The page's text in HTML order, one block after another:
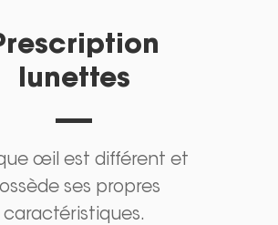
lunettes
œil est différent et
ses propres
caractéristiques.